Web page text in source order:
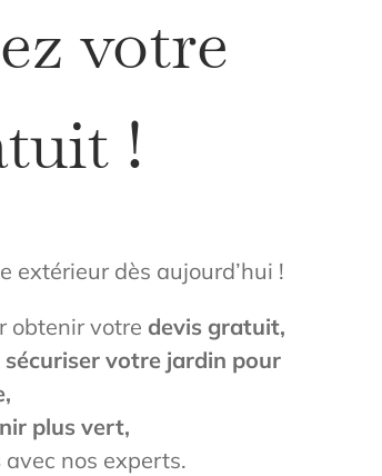
votre
!
extérieur dès aujourd’hui !
obtenir votre devis gratuit,
sécuriser votre jardin pour
plus vert,
avec nos experts.